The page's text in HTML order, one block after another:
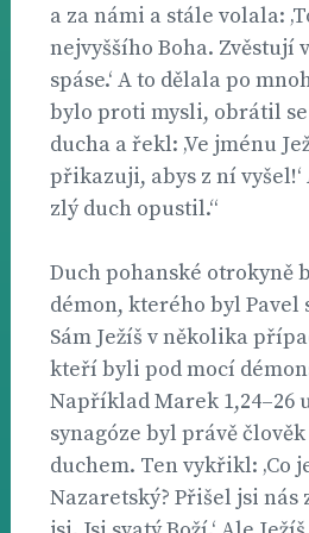
a za námi a stále volala:
nejvyššího Boha. Zvěstují
spáse.‘ A to dělala po
bylo proti mysli, obrátil
ducha a řekl: ‚Ve jménu
přikazuji, abys z ní
zlý duch opustil.“
Duch pohanské otrokyně
démon, kterého byl Pavel
Sám Ježíš v několika
kteří byli pod mocí
Například Marek 1,24–26
synagóze byl právě
duchem. Ten vykřikl: ‚Co
Nazaretský? Přišel jsi nás